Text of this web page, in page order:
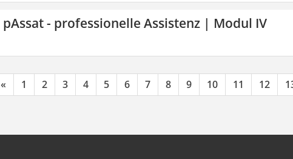
pAssat - professionelle Assistenz | Modul IV
« 1 2 3 4 5 6 7 8 9 10 11 12